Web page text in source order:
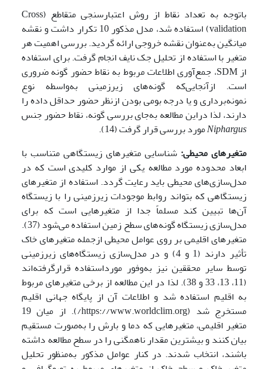
باتوجه به تعداد نقاط از روش اعتبارسنجی متقاطع (Cross
validation) استفاده شد، مدل مذکور 10 تکرار داشت و نقشه
میانگین به‌عنوان نقشه خروجی ارائه گردید. بررسی اهمیت هر
متغیر با استفاده از تحلیل جک نایف انجام گرفت. برای استفاده
از SDM، جمع‌آوری اطلاعات مربوط به نقاط حضور گونه ضروری
است. ازآنجایی‌که گونه‌های زیرزمینی به‌واسطه نوع
نمونه‌برداری و یا درجه بومی بودن ازنظر حضور حداقل داده را
دارند، لذا دراین مطالعه به‌جای بررسی گونه، نقاط حضور جنس
Niphargusمورد بررسی قرار گرفت (14).
متغیرهای محیطی: شناسایی متغیرهای زیستگاهی متناسب با
ابعاد محدوده مورد مطالعه یکی از موارد کلیدی است که در
مدل‌سازی‌های محیطی باید رعایت گردد. استفاده از متغیرهای
زیستگاهی که بتواند روابط موجودات زیرزمینی را با زیستگاه
آن‌ها تبیین کند مسلماً جدا از متغیرهایی است که برای
مدل‌سازی زیستگاه گونه‌های سطح زمین استفاده می‌شود (37).
متغیرهای اقلیمی بر روی عوامل محیطی ازجمله متغیرهای خاک
تأثیر دارند (1 و 4) و در مدل‌سازی زیستگاه‌های زیرزمینی
توسط سایر محققین نیز به‌وفور مورداستفاده قرارگرفته‌اند
(11، 13، 33 و 38). لذا در این مطالعه از برخی متغیرهای مربوط
‌به اقلیم استفاده شد و اطلاعات آن از پایگاه جهانی اقلیم
مستخرج شد (https://www.worldclim.org/). از میان 19
متغیر اقلیمی، متغیرهایی که دما و بارش را به‌صورت مستقیم
بیان کنند و بیشترین مقدار ناهمگنی را در سطح مطالعه داشته
باشند، انتخاب شدند. در کنار عوامل مذکور به‌منظور تحلیل